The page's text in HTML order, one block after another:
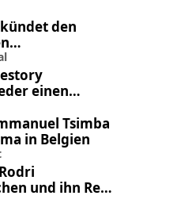
den
einen
Tsimba
in Belgien
und ihn Real